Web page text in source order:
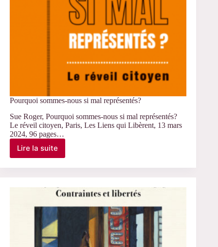
Pourquoi sommes-nous si mal représentés?
Sue Roger, Pourquoi sommes-nous si mal représentés?
Le réveil citoyen, Paris, Les Liens qui Libèrent, 13 mars
2024, 96 pages…
Lire la suite
Pourquoi
mal
représentés?